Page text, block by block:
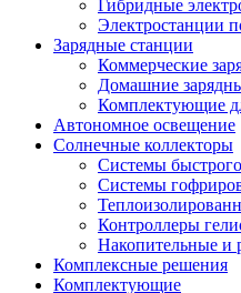
Гибридные
Электростанции
Зарядные станции
Коммерческие
Домашние
Комплектующие
Автономное освещение
Солнечные коллекторы
Системы
Системы
Контроллеры
Накопительные и
Комплексные решения
Комплектующие